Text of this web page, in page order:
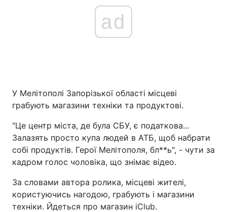
ad
У Мелітополі Запорізької області місцеві
грабують магазини техніки та продуктові.
"Це центр міста, де була СБУ, є податкова...
Залазять просто купа людей в АТБ, щоб набрати
собі продуктів. Герої Мелітополя, бл**ь", - чути за
кадром голос чоловіка, що знімає відео.
За словами автора ролика, місцеві жителі,
користуючись нагодою, грабують і магазини
техніки. Йдеться про магазин iClub.